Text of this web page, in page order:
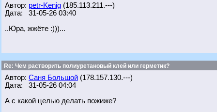
Автор: petr-Kenig (185.113.211.---)
Дата: 31-05-26 03:40
..Юра, жжёте :)))...
Re: Чем растворить полиуретановый клей или герметик?
Автор: Саня Большой (178.157.130.---)
Дата: 31-05-26 04:04
А с какой целью делать пожиже?